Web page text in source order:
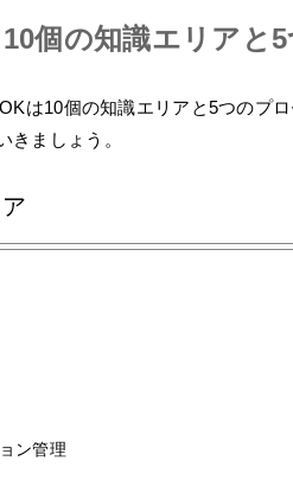
個の知識エリアと
は10個の知識エリアと5つのプ
きましょう。
ン管理